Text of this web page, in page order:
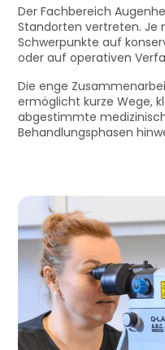
Der Fachbereich
Standorten vertreten. Je
Schwerpunkte auf
oder auf operativen
Die enge
ermöglicht kurze Wege,
abgestimmte
Behandlungsphasen